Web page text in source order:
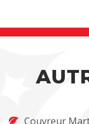
Couvreur